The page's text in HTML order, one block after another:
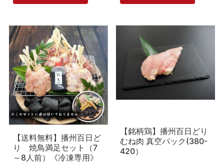
【送料無料】播州百日ど
り 焼鳥満足セット（7
～8人前）《冷凍専用》
【銘柄鶏】播州百日どり
むね肉 真空パック(380-
420）